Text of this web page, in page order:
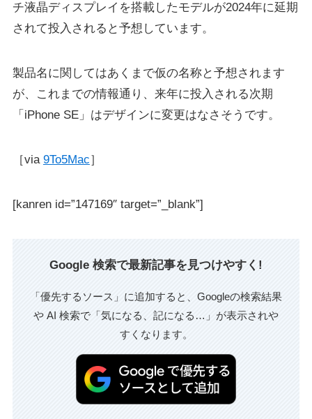
チ液晶ディスプレイを搭載したモデルが2024年に延期
されて投入されると予想しています。
製品名に関してはあくまで仮の名称と予想されます
が、これまでの情報通り、来年に投入される次期
「iPhone SE」はデザインに変更はなさそうです。
［via 9To5Mac］
[kanren id=”147169″ target=”_blank”]
Google 検索で最新記事を見つけやすく!
「優先するソース」に追加すると、Googleの検索結果
や AI 検索で「気になる、記になる…」が表示されや
すくなります。